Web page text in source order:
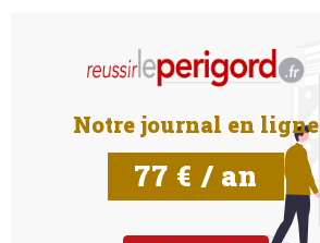
Notre journal en ligne
77 € / an